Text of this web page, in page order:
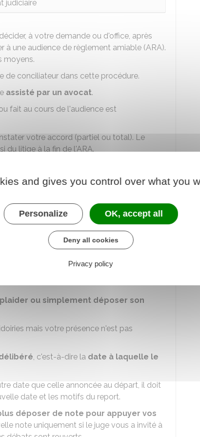
judiciaire
à votre demande ou d'office, après
à une audience de règlement amiable (ARA).
moyens.
de conciliateur dans cette procédure.
assisté par un avocat.
fait au cours de l'audience est
votre accord (partiel ou total). Le
du litige à la fin de l'ARA.
vous ordonner de rencontrer un
t-elle au tribunal judiciaire ?
par votre avocat. C'est également le cas
ou simplement déposer son
mais votre présence n'est pas
, c'est-à-dire la date à laquelle le
date que celle annoncée au départ, il doit
date et les motifs du report.
déposer de note pour appuyer vos
note uniquement si le juge vous a invité à
and gives you control over what you
Personalize OK, accept all
Deny all cookies
Privacy policy